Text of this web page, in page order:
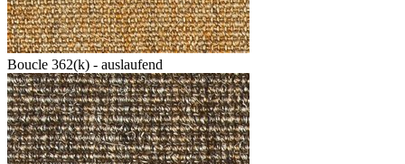
Boucle 362(k) - auslaufend